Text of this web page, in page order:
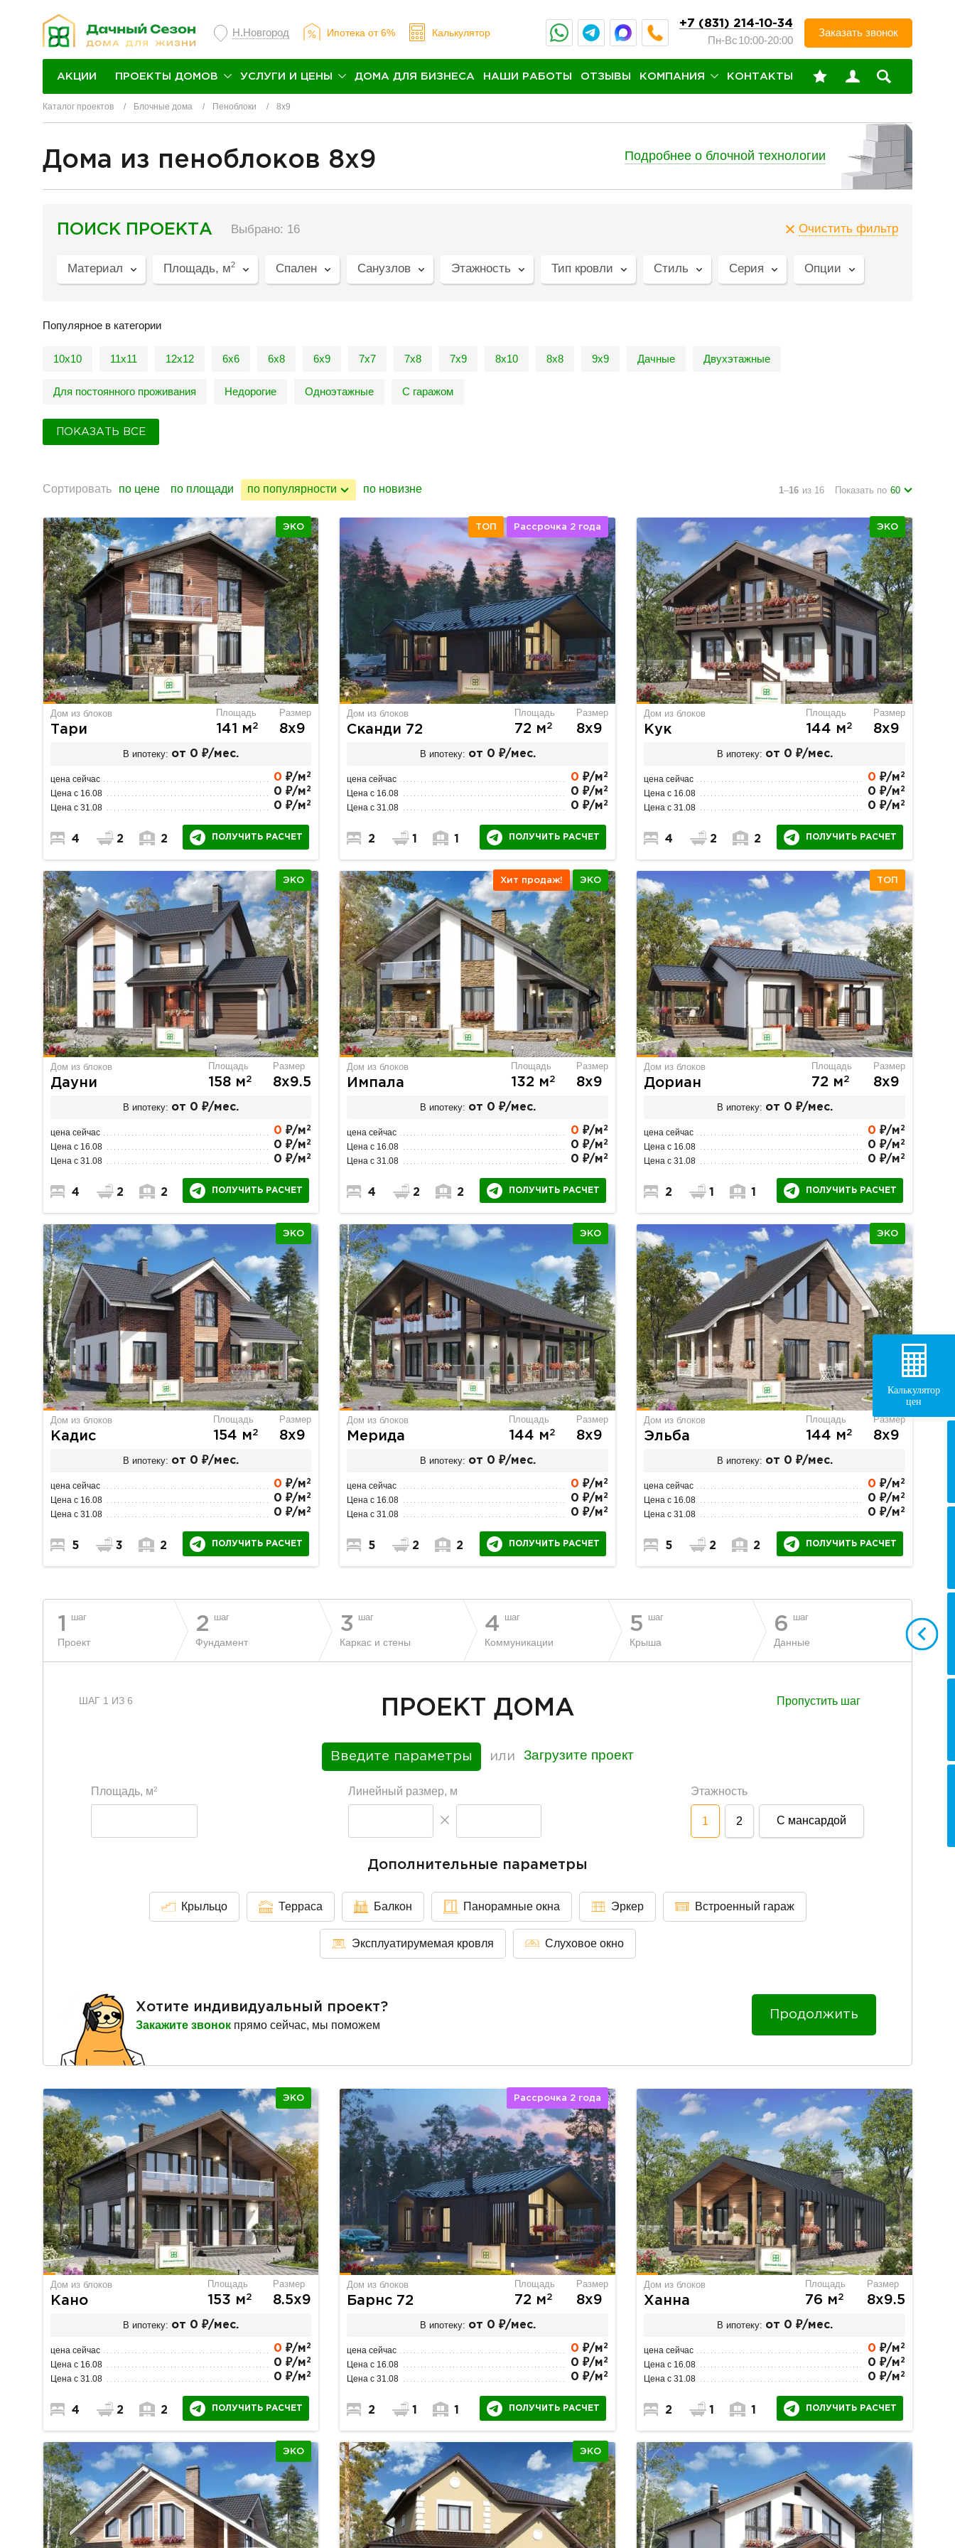
Н.Новгород Ипотека от 6% Калькулятор
+7 (831) 214-10-34
Пн-Вс10:00-20:00
Заказать звонок
АКЦИИ ПРОЕКТЫ ДОМОВ УСЛУГИ И ЦЕНЫ ДОМА ДЛЯ БИЗНЕСА НАШИ РАБОТЫ ОТЗЫВЫ КОМПАНИЯ КОНТАКТЫ
Каталог проектов Блочные дома Пеноблоки 8х9
Дома из пеноблоков 8x9 Подробнее о блочной технологии
ПОИСК ПРОЕКТА Выбрано: 16 Очистить фильтр
Материал Площадь, м2 Спален Санузлов Этажность Тип кровли Стиль Серия Опции
Популярное в категории
10х10 11х11 12х12 6х6 6х8 6х9 7х7 7х8 7х9 8х10 8х8 9х9 Дачные Двухэтажные
Для постоянного проживания Недорогие Одноэтажные С гаражом
ПОКАЗАТЬ ВСЕ
Сортировать по цене по площади по популярности по новизне 1–16 из 16 Показать по 60
ЭКО
Дом из блоков
Тари
Площадь
141 м2
Размер
8х9
В ипотеку: от 0 ₽/мес.
цена сейчас 0 ₽/м 2
Цена с 16.08 0 ₽/м 2
Цена с 31.08 0 ₽/м 2
4 2 2 ПОЛУЧИТЬ РАСЧЕТ
ТОП Рассрочка 2 года
Дом из блоков
Сканди 72
Площадь
72 м2
Размер
8х9
В ипотеку: от 0 ₽/мес.
цена сейчас 0 ₽/м 2
Цена с 16.08 0 ₽/м 2
Цена с 31.08 0 ₽/м 2
2 1 1 ПОЛУЧИТЬ РАСЧЕТ
ЭКО
Дом из блоков
Кук
Площадь
144 м2
Размер
8х9
В ипотеку: от 0 ₽/мес.
цена сейчас 0 ₽/м 2
Цена с 16.08 0 ₽/м 2
Цена с 31.08 0 ₽/м 2
4 2 2 ПОЛУЧИТЬ РАСЧЕТ
ЭКО
Дом из блоков
Дауни
Площадь
158 м2
Размер
8х9.5
В ипотеку: от 0 ₽/мес.
цена сейчас 0 ₽/м 2
Цена с 16.08 0 ₽/м 2
Цена с 31.08 0 ₽/м 2
4 2 2 ПОЛУЧИТЬ РАСЧЕТ
Хит продаж! ЭКО
Дом из блоков
Импала
Площадь
132 м2
Размер
8х9
В ипотеку: от 0 ₽/мес.
цена сейчас 0 ₽/м 2
Цена с 16.08 0 ₽/м 2
Цена с 31.08 0 ₽/м 2
4 2 2 ПОЛУЧИТЬ РАСЧЕТ
ТОП
Дом из блоков
Дориан
Площадь
72 м2
Размер
8х9
В ипотеку: от 0 ₽/мес.
цена сейчас 0 ₽/м 2
Цена с 16.08 0 ₽/м 2
Цена с 31.08 0 ₽/м 2
2 1 1 ПОЛУЧИТЬ РАСЧЕТ
ЭКО
Дом из блоков
Кадис
Площадь
154 м2
Размер
8х9
В ипотеку: от 0 ₽/мес.
цена сейчас 0 ₽/м 2
Цена с 16.08 0 ₽/м 2
Цена с 31.08 0 ₽/м 2
5 3 2 ПОЛУЧИТЬ РАСЧЕТ
ЭКО
Дом из блоков
Мерида
Площадь
144 м2
Размер
8х9
В ипотеку: от 0 ₽/мес.
цена сейчас 0 ₽/м 2
Цена с 16.08 0 ₽/м 2
Цена с 31.08 0 ₽/м 2
5 2 2 ПОЛУЧИТЬ РАСЧЕТ
ЭКО
Дом из блоков
Эльба
Площадь
144 м2
Размер
8х9
В ипотеку: от 0 ₽/мес.
цена сейчас 0 ₽/м 2
Цена с 16.08 0 ₽/м 2
Цена с 31.08 0 ₽/м 2
5 2 2 ПОЛУЧИТЬ РАСЧЕТ
1 шаг
Проект
2 шаг
Фундамент
3 шаг
Каркас и стены
4 шаг
Коммуникации
5 шаг
Крыша
6 шаг
Данные
ШАГ 1 ИЗ 6 ПРОЕКТ ДОМА Пропустить шаг
Введите параметры или Загрузите проект
Площадь, м2 Линейный размер, м Этажность
1 2 С мансардой
Дополнительные параметры
Крыльцо Терраса Балкон Панорамные окна Эркер Встроенный гараж
Эксплуатирумемая кровля Слуховое окно
Хотите индивидуальный проект?
Закажите звонок прямо сейчас, мы поможем
Продолжить
ЭКО
Дом из блоков
Кано
Площадь
153 м2
Размер
8.5х9
В ипотеку: от 0 ₽/мес.
цена сейчас 0 ₽/м 2
Цена с 16.08 0 ₽/м 2
Цена с 31.08 0 ₽/м 2
4 2 2 ПОЛУЧИТЬ РАСЧЕТ
Рассрочка 2 года
Дом из блоков
Барнс 72
Площадь
72 м2
Размер
8х9
В ипотеку: от 0 ₽/мес.
цена сейчас 0 ₽/м 2
Цена с 16.08 0 ₽/м 2
Цена с 31.08 0 ₽/м 2
2 1 1 ПОЛУЧИТЬ РАСЧЕТ
Дом из блоков
Ханна
Площадь
76 м2
Размер
8х9.5
В ипотеку: от 0 ₽/мес.
цена сейчас 0 ₽/м 2
Цена с 16.08 0 ₽/м 2
Цена с 31.08 0 ₽/м 2
2 1 1 ПОЛУЧИТЬ РАСЧЕТ
ЭКО ЭКО
Калькулятор
цен